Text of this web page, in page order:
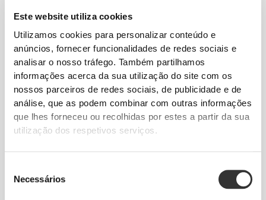
Este website utiliza cookies
Utilizamos cookies para personalizar conteúdo e
anúncios, fornecer funcionalidades de redes sociais e
analisar o nosso tráfego. Também partilhamos
informações acerca da sua utilização do site com os
nossos parceiros de redes sociais, de publicidade e de
análise, que as podem combinar com outras informações
que lhes forneceu ou recolhidas por estes a partir da sua
utilização dos respetivos serviços.
Necessários
100% Proteína de Ervilha 900
g
Clear Whey Isolate - Maçã